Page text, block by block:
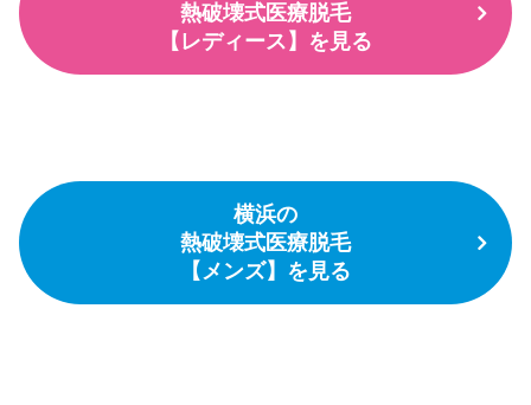
熱破壊式医療脱毛
【レディース】を見る
横浜の
熱破壊式医療脱毛
【メンズ】を見る